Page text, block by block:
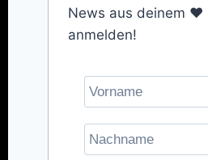
News aus deinem ❤️
anmelden!